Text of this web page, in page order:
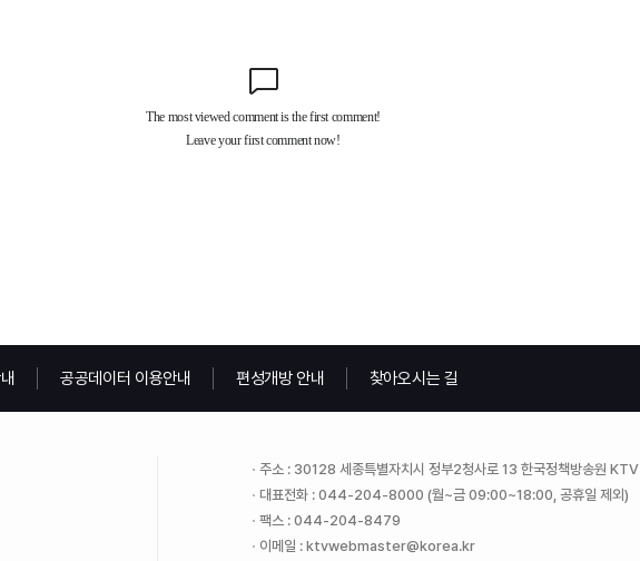
공공데이터 이용안내 편성개방 안내 찾아오시는 길
주소 : 30128 세종특별자치시 정부2청사로 13 한국정책방송원 KTV
대표전화 : 044-204-8000 (월~금 09:00~18:00, 공휴일 제외)
팩스 : 044-204-8479
이메일 : ktvwebmaster@korea.kr